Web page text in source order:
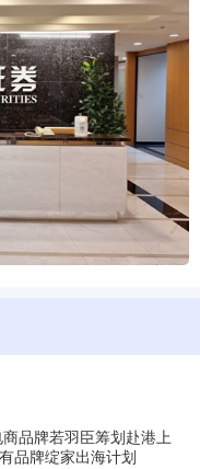
品牌若羽臣筹划赴港上
品牌绽家出海计划